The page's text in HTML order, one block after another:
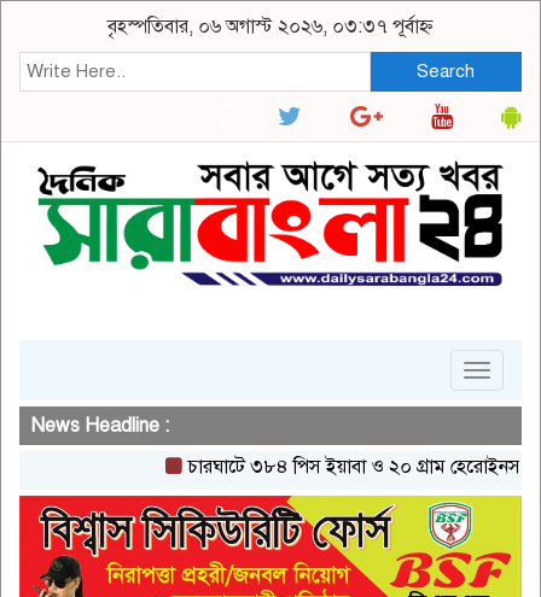
বৃহস্পতিবার, ০৬ অগাস্ট ২০২৬, ০৩:৩৭ পূর্বাহ্ন
Search
Toggle
News Headline :
চারঘাটে ৩৮৪ পিস ইয়াবা ও ২০ গ্রাম হেরোইনসহ একজন